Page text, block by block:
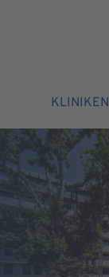
KLINIKEN